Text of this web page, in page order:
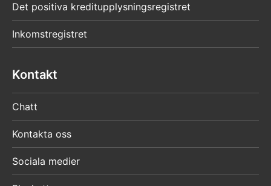
Det positiva kreditupplysningsregistret
Inkomstregistret
Kontakt
Chatt
Kontakta oss
Sociala medier